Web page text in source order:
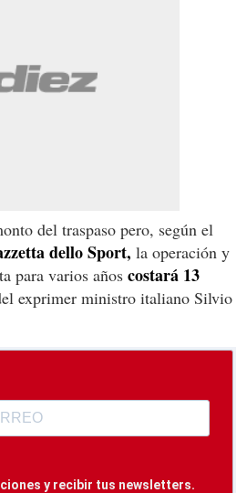
del traspaso pero, según el
dello Sport, la operación y
para varios años costará 13
exprimer ministro italiano Silvio
y recibir tus newsletters.